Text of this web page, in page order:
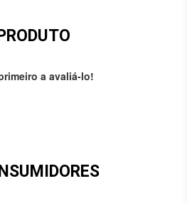
a avaliá-lo!